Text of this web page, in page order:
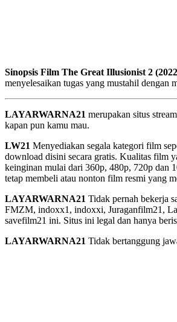
Sinopsis Film The Great Illusionist 2
menyelesaikan tugas yang mustahil dengan
LAYARWARNA21 merupakan situs
kapan pun kamu mau.
LW21 Menyediakan segala kategori film
download disini secara gratis. Kualitas film
keinginan mulai dari 360p, 480p, 720p dan
tetap membeli atau nonton film resmi yang
LAYARWARNA21 Tidak pernah bekerja
FMZM, indoxx1, indoxxi, Juraganfilm21,
savefilm21 ini. Situs ini legal dan hanya
LAYARWARNA21 Tidak bertanggung